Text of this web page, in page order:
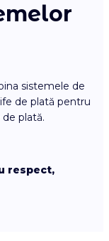
sistemele de
de plată pentru
plată.
respect,